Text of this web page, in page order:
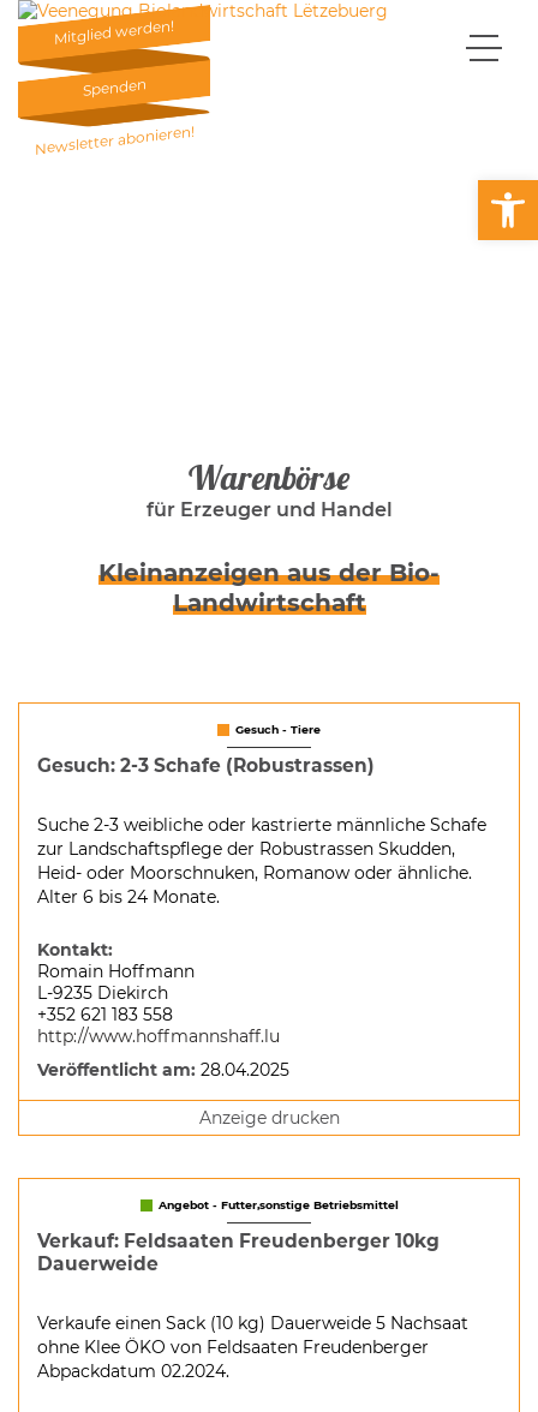
Mitglied werden!
Mitglied werden!
Spenden
Spenden
Newsletter abonieren!
Warenbörse
für Erzeuger und Handel
Kleinanzeigen aus der Bio-
Landwirtschaft
Gesuch - Tiere
Gesuch: 2-3 Schafe (Robustrassen)
Suche 2-3 weibliche oder kastrierte männliche Schafe
zur Landschaftspflege der Robustrassen Skudden,
Heid- oder Moorschnuken, Romanow oder ähnliche.
Alter 6 bis 24 Monate.
Kontakt:
Romain Hoffmann
L-9235 Diekirch
+352 621 183 558
http://www.hoffmannshaff.lu
Veröffentlicht am: 28.04.2025
Anzeige drucken
Angebot - Futter,sonstige Betriebsmittel
Verkauf: Feldsaaten Freudenberger 10kg
Dauerweide
Verkaufe einen Sack (10 kg) Dauerweide 5 Nachsaat
ohne Klee ÖKO von Feldsaaten Freudenberger
Abpackdatum 02.2024.